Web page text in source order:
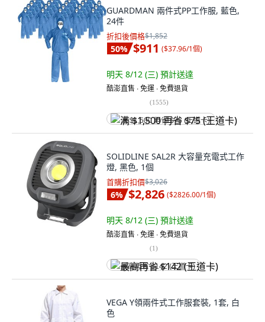
GUARDMAN 兩件式PP工作服, 藍色,
24件
折扣後價格$1,852
50% $911 ($37.96/1個)
明天 8/12 (三) 預計送達
酷澎直售 ∙ 免運 ∙ 免費退貨
(1555)
满 $1,500 再省 $75 (王道卡)
SOLIDLINE SAL2R 大容量充電式工作
燈, 黑色, 1個
首購折扣價$3,026
6% $2,826 ($2826.00/1個)
明天 8/12 (三) 預計送達
酷澎直售 ∙ 免運 ∙ 免費退貨
(1)
最高再省 $142 (王道卡)
VEGA Y領兩件式工作服套裝, 1套, 白
色